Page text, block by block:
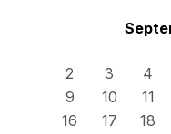
2
3 4
9
10 11
16
17 18